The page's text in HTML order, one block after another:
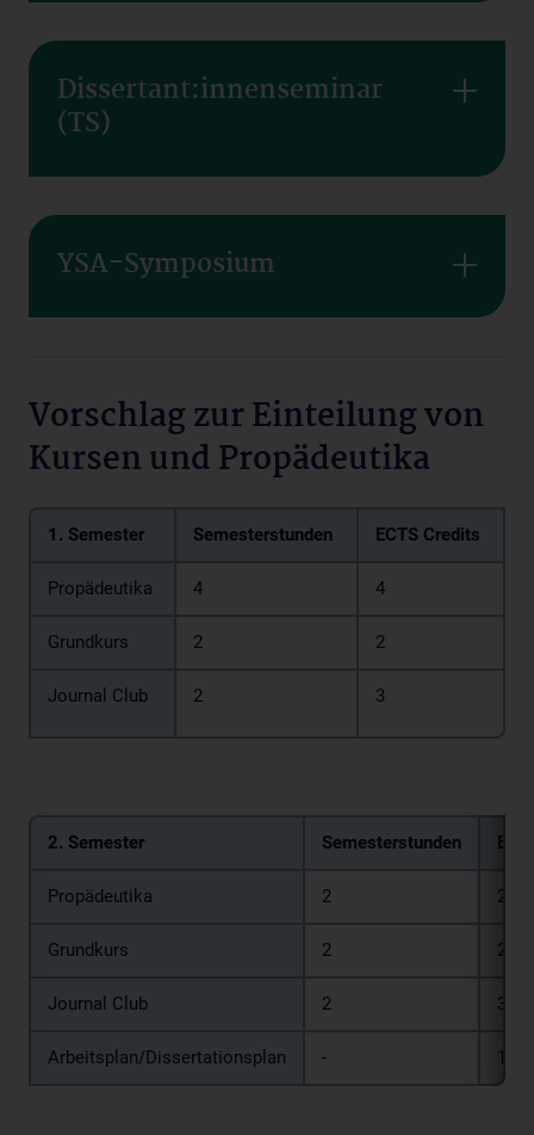
Dissertant:innenseminar
(TS)
YSA-Symposium
Vorschlag zur Einteilung von
Kursen und Propädeutika
1. Semester Semesterstunden ECTS Credits
Propädeutika 4 4
Grundkurs 2 2
Journal Club 2 3
2. Semester Semesterstunden
Propädeutika 2 2
Grundkurs 2 2
Journal Club 2 3
Arbeitsplan/Dissertationsplan - 10